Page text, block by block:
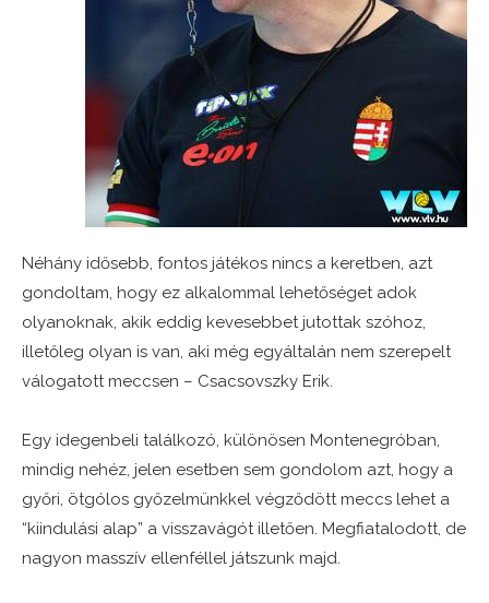
Néhány idősebb, fontos játékos nincs a keretben, azt
gondoltam, hogy ez alkalommal lehetőséget adok
olyanoknak, akik eddig kevesebbet jutottak szóhoz,
illetőleg olyan is van, aki még egyáltalán nem szerepelt
válogatott meccsen – Csacsovszky Erik.
Egy idegenbeli találkozó, különösen Montenegróban,
mindig nehéz, jelen esetben sem gondolom azt, hogy a
győri, ötgólos győzelmünkkel végződött meccs lehet a
“kiindulási alap” a visszavágót illetően. Megfiatalodott, de
nagyon masszív ellenféllel játszunk majd.